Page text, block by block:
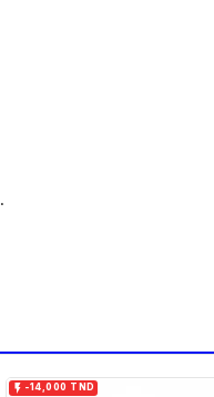
 -14,000 TND